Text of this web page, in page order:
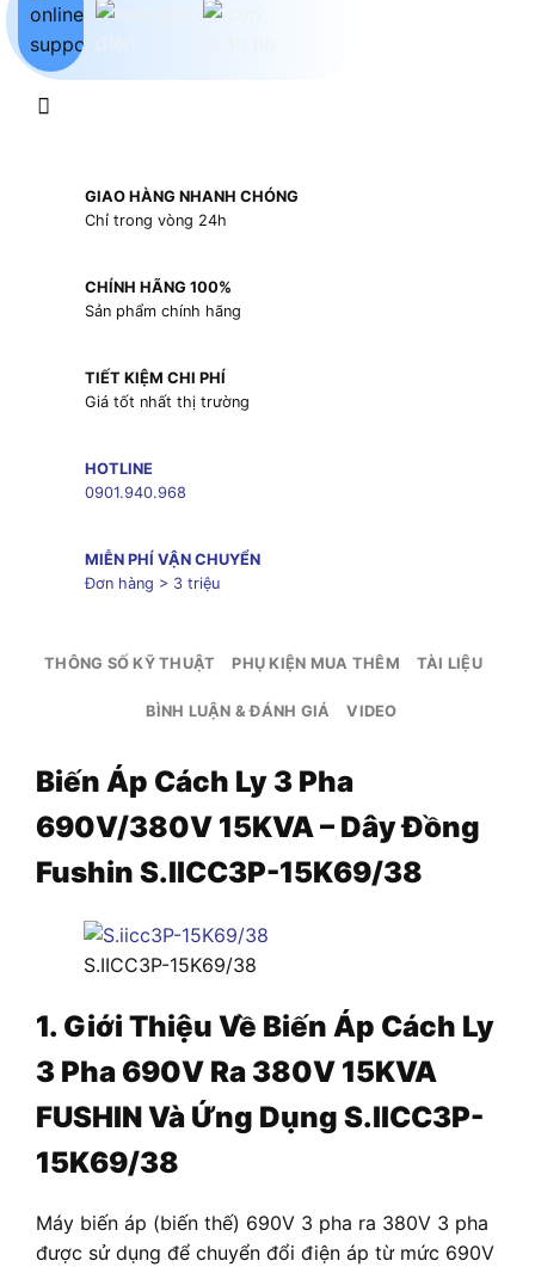
GIAO HÀNG NHANH CHÓNG
Chỉ trong vòng 24h
CHÍNH HÃNG 100%
Sản phẩm chính hãng
TIẾT KIỆM CHI PHÍ
Giá tốt nhất thị trường
HOTLINE
0901.940.968
MIỄN PHÍ VẬN CHUYỂN
Đơn hàng > 3 triệu
THÔNG SỐ KỸ THUẬT PHỤ KIỆN MUA THÊM TÀI LIỆU
BÌNH LUẬN & ĐÁNH GIÁ VIDEO
Biến Áp Cách Ly 3 Pha
690V/380V 15KVA – Dây Đồng
Fushin S.IICC3P-15K69/38
S.IICC3P-15K69/38
1. Giới Thiệu Về Biến Áp Cách Ly
3 Pha 690V Ra 380V 15KVA
FUSHIN Và Ứng Dụng S.IICC3P-
15K69/38
Máy biến áp (biến thế) 690V 3 pha ra 380V 3 pha
được sử dụng để chuyển đổi điện áp từ mức 690V